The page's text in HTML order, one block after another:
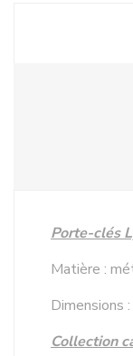
Porte-clés
Matière :
Dimensions
Collection